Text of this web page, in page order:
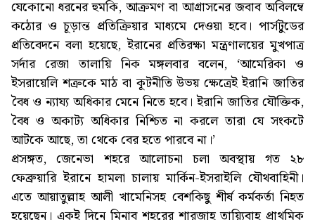
যেকোনো ধরনের হুমকি, আক্রমণ বা আগ্রাসনের জবাব অবিলম্বে
কঠোর ও চূড়ান্ত প্রতিক্রিয়ার মাধ্যমে দেওয়া হবে। পার্সটুডের
প্রতিবেদনে বলা হয়েছে, ইরানের প্রতিরক্ষা মন্ত্রণালয়ের মুখপাত্র
সর্দার রেজা তালায়ি নিক মঙ্গলবার বলেন, ‘আমেরিকা ও
ইসরায়েলি শত্রুকে মাঠ বা কূটনীতি উভয় ক্ষেত্রেই ইরানি জাতির
বৈধ ও ন্যায্য অধিকার মেনে নিতে হবে। ইরানি জাতির যৌক্তিক,
বৈধ ও অকাট্য অধিকার নিশ্চিত না করলে তারা যে সংকটে
আটকে আছে, তা থেকে বের হতে পারবে না।’
প্রসঙ্গত, জেনেভা শহরে আলোচনা চলা অবস্থায় গত ২৮
ফেব্রুয়ারি ইরানে হামলা চালায় মার্কিন-ইসরাইলি যৌথবাহিনী।
এতে আয়াতুল্লাহ আলী খামেনিসহ বেশকিছু শীর্ষ কর্মকর্তা নিহত